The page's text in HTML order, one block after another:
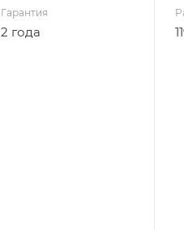
Гарантия
2 года